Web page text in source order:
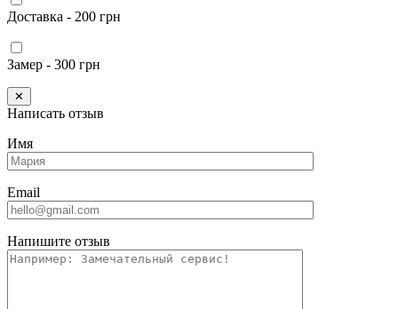
Доставка - 200 грн
Замер - 300 грн
✕
Написать отзыв
Имя
Email
Напишите отзыв